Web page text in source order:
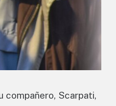
compañero, Scarpati,